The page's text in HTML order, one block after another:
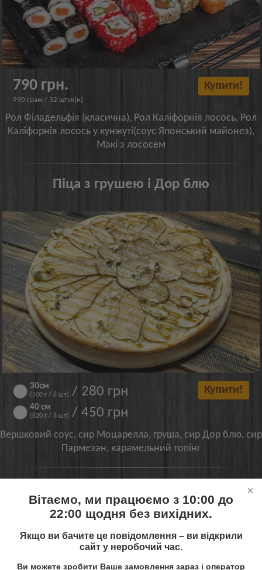
Вітаємо, ми працюємо з 10:00 до
22:00 щодня без вихідних.
Якщо ви бачите це повідомлення – ви відкрили
сайт у неробочий час.
Ви можете зробити Ваше замовлення зараз і оператор
790 грн.
990 грам / 32 штук(и)
Купити!
Рол Філадельфія (класична), Рол Каліфорнія лосось, Рол
Каліфорнія лосось у кунжуті(соус Японський майонез),
Макі з лососем
Піца з грушею і Дор блю
30см
(500 г / 8 шт) / 280 грн
40 см
(820 г / 8 шт) / 450 грн
Купити!
Вершковий соус, сир Моцарелла, груша, сир Дор блю, сир
Пармезан, карамельний топінг